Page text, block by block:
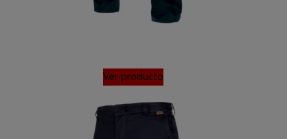
Ver producto